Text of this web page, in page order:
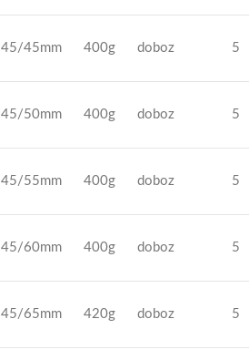
45/45mm 400g doboz 5
45/50mm 400g doboz 5
45/55mm 400g doboz 5
45/60mm 400g doboz 5
45/65mm 420g doboz 5